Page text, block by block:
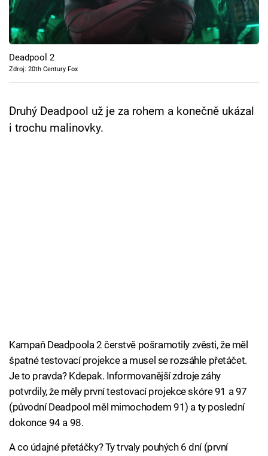
Cool Esport
Pořady
TV Program
Deadpool 2
Zdroj: 20th Century Fox
Druhý Deadpool už je za rohem a konečně ukázal
i trochu malinovky.
Kampaň Deadpoola 2 čerstvě pošramotily zvěsti, že měl
špatné testovací projekce a musel se rozsáhle přetáčet.
Je to pravda? Kdepak. Informovanější zdroje záhy
potvrdily, že měly první testovací projekce skóre 91 a 97
(původní Deadpool měl mimochodem 91) a ty poslední
dokonce 94 a 98.
A co údajné přetáčky? Ty trvaly pouhých 6 dní (první